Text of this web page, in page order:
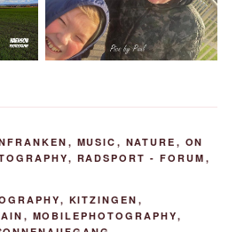
, MUSIC , NATURE , ON
, RADSPORT - FORUM ,
, KITZINGEN ,
, MOBILEPHOTOGRAPHY,